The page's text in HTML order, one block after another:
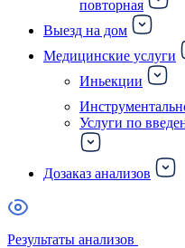
повторная
Выезд на дом
Медицинские услуги
Иньекции
Услуги по
Дозаказ анализов
Результаты анализов